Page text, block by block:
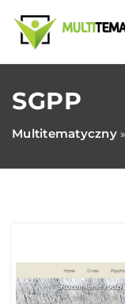
SGPP
Multitematyczny»